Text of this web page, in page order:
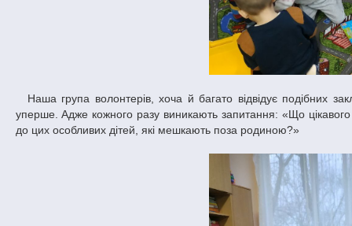
Наша група волонтерів, хоча й багато відвідує подібних закладів інтернатного типу, але кожного разу готується до зустрічі з дітьми, як
уперше. Адже кожного разу виникають запитання: «Що цікавого
до цих особливих дітей, які мешкають поза родиною?»